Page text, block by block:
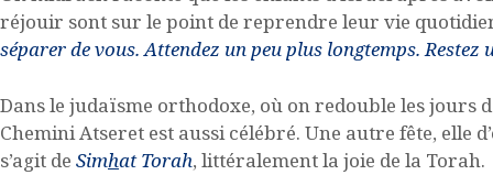
réjouir sont sur le point de reprendre leur vie
séparer de vous. Attendez un peu plus longtemps. Restez
Dans le judaïsme orthodoxe, où on redouble les jours
Chemini Atseret est aussi célébré. Une autre fête, elle
s’agit de Simhat Torah, littéralement la joie de la Torah.